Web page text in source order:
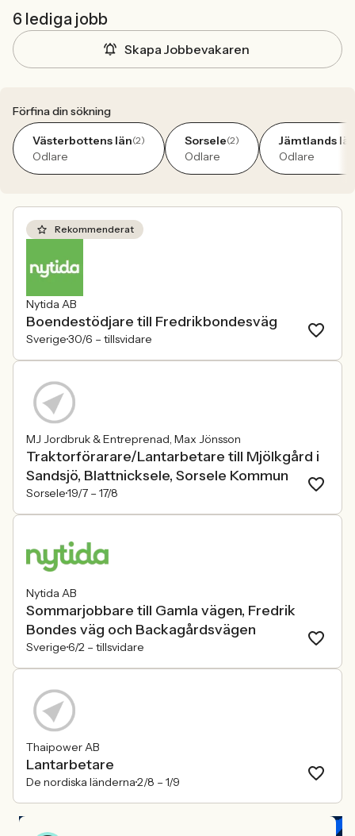
6 lediga jobb
Skapa Jobbevakaren
Förfina din sökning
Västerbottens län(2)
Odlare
Sorsele(2)
Odlare
Jämtlands
Odlare
Rekommenderat
Nytida AB
Boendestödjare till Fredrikbondesväg
Sverige30/6 – tillsvidare
MJ Jordbruk & Entreprenad, Max Jönsson
Traktorförarare/Lantarbetare till Mjölkgård i
Sandsjö, Blattnicksele, Sorsele Kommun
Sorsele19/7 – 17/8
Nytida AB
Sommarjobbare till Gamla vägen, Fredrik
Bondes väg och Backagårdsvägen
Sverige6/2 – tillsvidare
Thaipower AB
Lantarbetare
De nordiska länderna2/8 – 1/9